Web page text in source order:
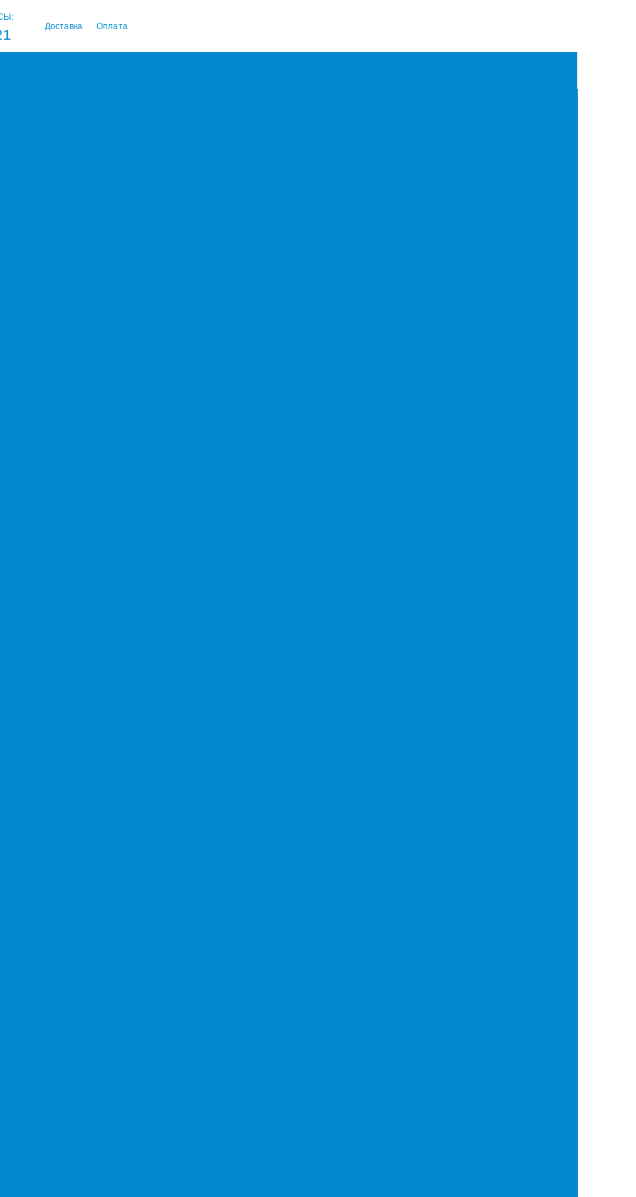
Доставка Оплата